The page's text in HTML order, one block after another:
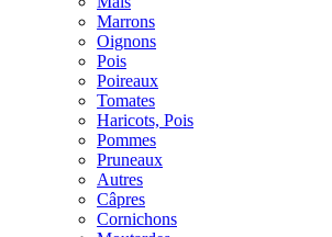
Marrons
Oignons
Pois
Poireaux
Tomates
Haricots, Pois
Pommes
Pruneaux
Autres
Câpres
Cornichons